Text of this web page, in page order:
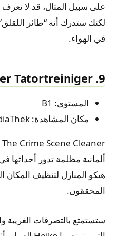
لكنك ستدرك أنه “طائر
في الهواء.
9. Der Tatortreiniger
المستوى: B1
مكان المشاهدة: ARD MediaThek
ألمانية مظلمة تدور أحداثها
هيكو المنازل لتنظيف المكان
المحققون.
ستستمتع بالتصرفات الغريبة